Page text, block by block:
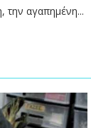
την αγαπημένη...